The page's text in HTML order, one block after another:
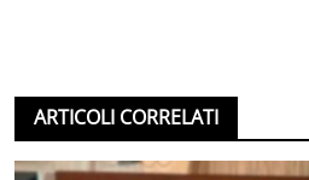
ARTICOLI CORRELATI